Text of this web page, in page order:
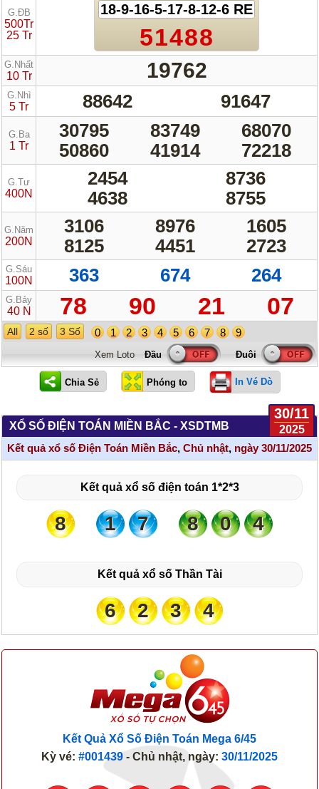
G.ĐB
500Tr
25 Tr
18-9-16-5-17-8-12-6 RE
51488
G.Nhất
10 Tr 19762
G.Nhì
5 Tr 88642 91647
G.Ba
1 Tr
30795 83749
68070
50860
41914 72218
G.Tư
400N
2454
8736
4638
8755
G.Năm
200N
3106 8976
1605
8125
4451 2723
G.Sáu
100N 363 674 264
G.Bảy
40 N 78 90 21 07
All 2 số 3 Số 0 1 2 3 4 5 6 7 8 9
Xem Loto
In Vé Dò
XỔ SỐ ĐIỆN TOÁN MIỀN BẮC - XSDTMB
30/11
2025
Kết quả xổ số Điện Toán Miền Bắc, Chủ nhật, ngày 30/11/2025
Kết quả xổ số điện toán 1*2*3
8 1 7 8 0 4
Kết quả xổ số Thần Tài
6 2 3 4
Kết Quả Xổ Số Điện Toán Mega 6/45
Kỳ vé: #001439 - Chủ nhật, ngày: 30/11/2025